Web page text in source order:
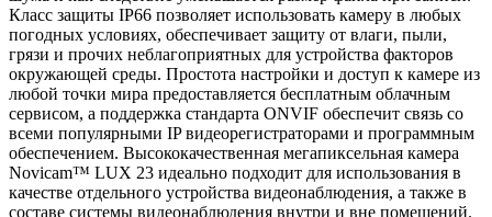
Класс защиты IP66 позволяет использовать камеру в любых
погодных условиях, обеспечивает защиту от влаги, пыли,
грязи и прочих неблагоприятных для устройства факторов
окружающей среды. Простота настройки и доступ к камере из
любой точки мира предоставляется бесплатным облачным
сервисом, а поддержка стандарта ONVIF обеспечит связь со
всеми популярными IP видеорегистраторами и программным
обеспечением. Высококачественная мегапиксельная камера
Novicam™ LUX 23 идеально подходит для использования в
качестве отдельного устройства видеонаблюдения, а также в
составе системы видеонаблюдения внутри и вне помещений.